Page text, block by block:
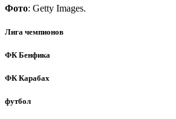
Фото: Getty Images.
Лига чемпионов
ФК Бенфика
ФК Карабах
футбол